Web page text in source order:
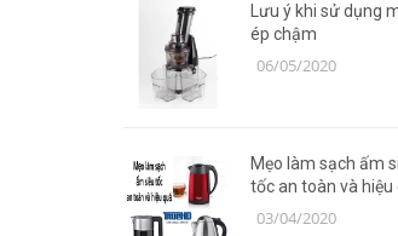
Lưu ý khi sử dụng
ép chậm
06/05/2020
Mẹo làm sạch ấm
tốc an toàn và hiệu
03/04/2020